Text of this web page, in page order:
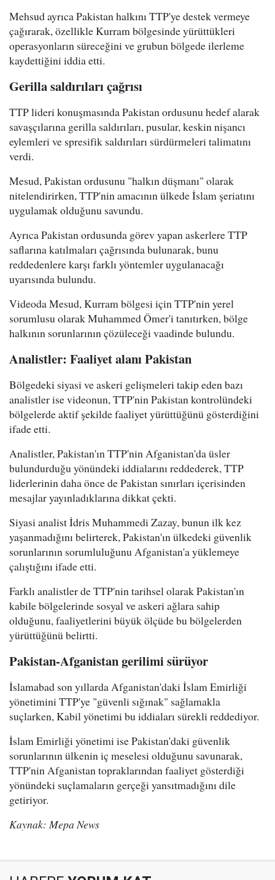
Mehsud ayrıca Pakistan halkını TTP'ye destek vermeye
çağırarak, özellikle Kurram bölgesinde yürüttükleri
operasyonların süreceğini ve grubun bölgede ilerleme
kaydettiğini iddia etti.
Gerilla saldırıları çağrısı
TTP lideri konuşmasında Pakistan ordusunu hedef alarak
savaşçılarına gerilla saldırıları, pusular, keskin nişancı
eylemleri ve spresifik saldırıları sürdürmeleri talimatını
verdi.
Mesud, Pakistan ordusunu "halkın düşmanı" olarak
nitelendirirken, TTP'nin amacının ülkede İslam şeriatını
uygulamak olduğunu savundu.
Ayrıca Pakistan ordusunda görev yapan askerlere TTP
saflarına katılmaları çağrısında bulunarak, bunu
reddedenlere karşı farklı yöntemler uygulanacağı
uyarısında bulundu.
Videoda Mesud, Kurram bölgesi için TTP'nin yerel
sorumlusu olarak Muhammed Ömer'i tanıtırken, bölge
halkının sorunlarının çözüleceği vaadinde bulundu.
Analistler: Faaliyet alanı Pakistan
Bölgedeki siyasi ve askeri gelişmeleri takip eden bazı
analistler ise videonun, TTP'nin Pakistan kontrolündeki
bölgelerde aktif şekilde faaliyet yürüttüğünü gösterdiğini
ifade etti.
Analistler, Pakistan'ın TTP'nin Afganistan'da üsler
bulundurduğu yönündeki iddialarını reddederek, TTP
liderlerinin daha önce de Pakistan sınırları içerisinden
mesajlar yayınladıklarına dikkat çekti.
Siyasi analist İdris Muhammedi Zazay, bunun ilk kez
yaşanmadığını belirterek, Pakistan'ın ülkedeki güvenlik
sorunlarının sorumluluğunu Afganistan'a yüklemeye
çalıştığını ifade etti.
Farklı analistler de TTP'nin tarihsel olarak Pakistan'ın
kabile bölgelerinde sosyal ve askeri ağlara sahip
olduğunu, faaliyetlerini büyük ölçüde bu bölgelerden
yürüttüğünü belirtti.
Pakistan-Afganistan gerilimi sürüyor
İslamabad son yıllarda Afganistan'daki İslam Emirliği
yönetimini TTP'ye "güvenli sığınak" sağlamakla
suçlarken, Kabil yönetimi bu iddiaları sürekli reddediyor.
İslam Emirliği yönetimi ise Pakistan'daki güvenlik
sorunlarının ülkenin iç meselesi olduğunu savunarak,
TTP'nin Afganistan topraklarından faaliyet gösterdiği
yönündeki suçlamaların gerçeği yansıtmadığını dile
getiriyor.
Kaynak: Mepa News